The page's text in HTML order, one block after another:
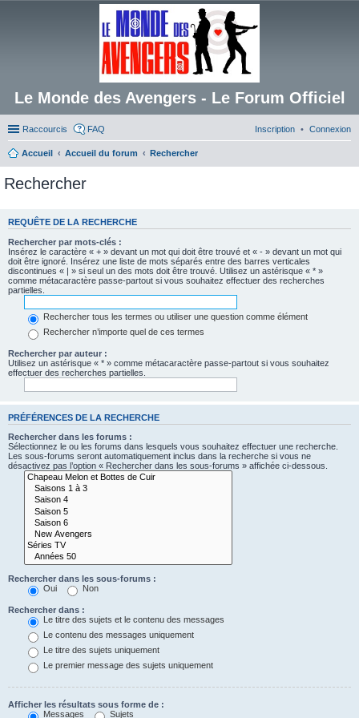
Le Monde des Avengers - Le Forum Officiel
Raccourcis FAQ Connexion
Inscription
Accueil Accueil du forum Rechercher
Rechercher
REQUÊTE DE LA RECHERCHE
Rechercher par mots-clés :
Insérez le caractère « + » devant un mot qui doit être trouvé et « - » devant un mot qui
doit être ignoré. Insérez une liste de mots séparés entre des barres verticales
discontinues « | » si seul un des mots doit être trouvé. Utilisez un astérisque « * »
comme métacaractère passe-partout si vous souhaitez effectuer des recherches
partielles.
Rechercher tous les termes ou utiliser une question comme élément
Rechercher n’importe quel de ces termes
Rechercher par auteur :
Utilisez un astérisque « * » comme métacaractère passe-partout si vous souhaitez
effectuer des recherches partielles.
PRÉFÉRENCES DE LA RECHERCHE
Rechercher dans les forums :
Sélectionnez le ou les forums dans lesquels vous souhaitez effectuer une recherche.
Les sous-forums seront automatiquement inclus dans la recherche si vous ne
désactivez pas l’option « Rechercher dans les sous-forums » affichée ci-dessous.
Rechercher dans les sous-forums :
Oui
Non
Rechercher dans :
Le titre des sujets et le contenu des messages
Le contenu des messages uniquement
Le titre des sujets uniquement
Le premier message des sujets uniquement
Afficher les résultats sous forme de :
Messages
Sujets